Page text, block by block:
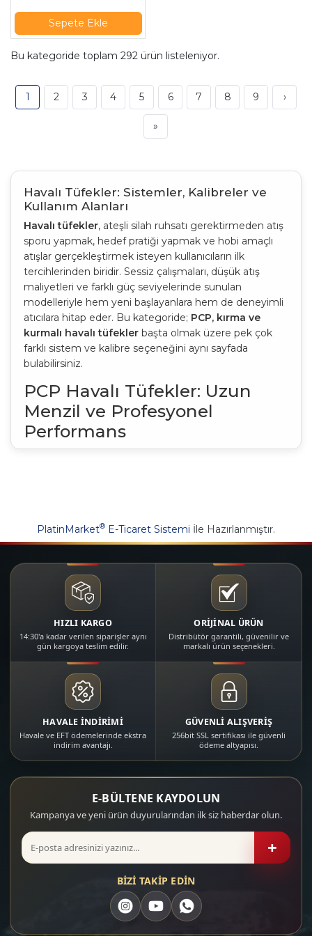
Sepete Ekle
Bu kategoride toplam 292 ürün listeleniyor.
1 2 3 4 5 6 7 8 9 ›
»
Havalı Tüfekler: Sistemler, Kalibreler ve
Kullanım Alanları
Havalı tüfekler, ateşli silah ruhsatı gerektirmeden atış
sporu yapmak, hedef pratiği yapmak ve hobi amaçlı
atışlar gerçekleştirmek isteyen kullanıcıların ilk
tercihlerinden biridir. Sessiz çalışmaları, düşük atış
maliyetleri ve farklı güç seviyelerinde sunulan
modelleriyle hem yeni başlayanlara hem de deneyimli
atıcılara hitap eder. Bu kategoride; PCP, kırma ve
kurmalı havalı tüfekler başta olmak üzere pek çok
farklı sistem ve kalibre seçeneğini aynı sayfada
bulabilirsiniz.
PCP Havalı Tüfekler: Uzun
Menzil ve Profesyonel
Performans
Yüksek çıkış hızları sayesinde 100 metre ve üzeri
verir.
Geri tepmesi oldukça düşüktür; dürbünlü atışlar
Hatsan, Kral Arms ve Airmax gibi markalarda
farklı kalibre ve güç seviyeleri bulunur.
PCP platformlar; scuba tüp, el pompası veya
kompresör gibi dolum ekipmanlarıyla birlikte
düşünüldüğünde, daha çok orta ve ileri seviye atıcılar
için tasarlanmış profesyonel çözümler sunar.
Kırma ve Kurmalı Havalı
Tüfekler: Ekonomik ve
Kırma namlulu havalı tüfekler
, her atıştan önce
namluyu kırarak kurulan klasik yaylı sistemlerdir. Harici
hava tüpü gerektirmezler ve bu sebeple başlangıç için
en erişilebilir modeller arasında yer alırlar.
Yeni başlayanlar ve genç kullanıcılar için ideal giriş
seviyesi tüfeklerdir.
Tek atım mekanizması sayesinde kullanıcıya tetik
PlatinMarket® E-Ticaret Sistemi İle Hazırlanmıştır.
HIZLI KARGO
14:30'a kadar verilen siparişler aynı
gün kargoya teslim edilir.
ORİJİNAL ÜRÜN
Distribütör garantili, güvenilir ve
markalı ürün seçenekleri.
HAVALE İNDİRİMİ
Havale ve EFT ödemelerinde ekstra
indirim avantajı.
GÜVENLİ ALIŞVERİŞ
256bit SSL sertifikası ile güvenli
ödeme altyapısı.
E-BÜLTENE KAYDOLUN
Kampanya ve yeni ürün duyurularından ilk siz haberdar olun.
+
BİZİ TAKİP EDİN